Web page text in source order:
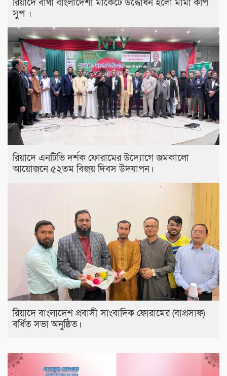
রিয়াদে বাথা বাংলাদেশী মার্কেটে উদ্ধোধন হলো মামা কপি
সুপ ।
রিয়াদে এনটিভি দর্শক ফোরামের উদ্যোগে জমকালো
আয়োজনে ৫২তম বিজয় দিবস উদযাপন।
রিয়াদে বাংলাদেশ প্রবাসী সাংবাদিক ফোরামের (বাপ্রসাফ)
বর্ধিত সভা অনুষ্ঠিত।